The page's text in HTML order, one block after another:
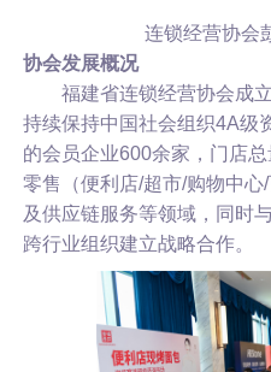
连锁经营协会
协会发展概况
福建省连锁经营协会成立
持续保持中国社会组织4A级
的会员企业600余家，门店
零售（便利店/超市/购物中
及供应链服务等领域，同时
跨行业组织建立战略合作。